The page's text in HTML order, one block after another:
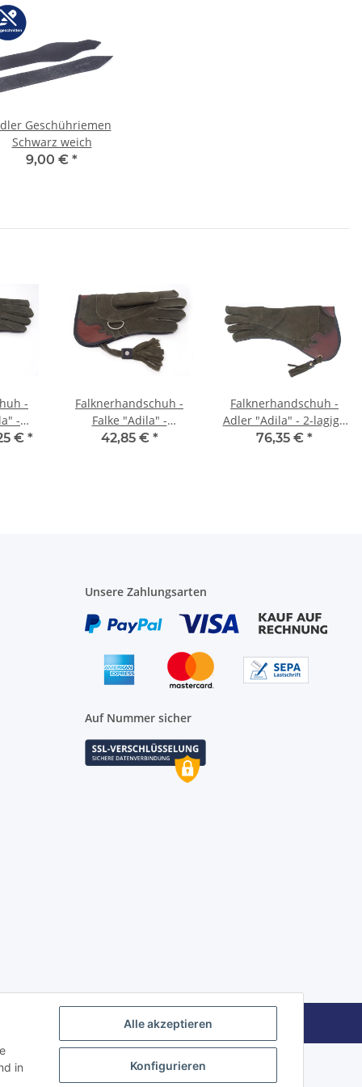
Alle akzeptieren
Konfigurieren
in
Geschühriemen
Schwarz weich
9,00 € *
-
-
€ *
Falknerhandschuh -
Falke "Adila" -
Dunkelgrün / Braun
42,85 € *
Falknerhandschuh -
Adler "Adila" - 2-lagig -
Dunkelgrün / Braun
76,35 € *
Unsere Zahlungsarten
Auf Nummer sicher
Powered by